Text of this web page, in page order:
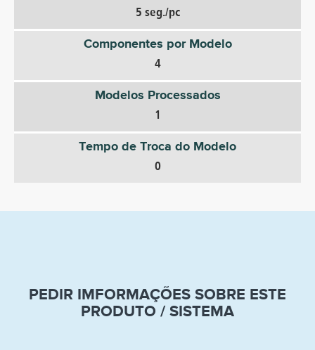
5 seg./pc
Componentes por Modelo
4
Modelos Processados
1
Tempo de Troca do Modelo
0
PEDIR IMFORMAÇÕES SOBRE ESTE
PRODUTO / SISTEMA